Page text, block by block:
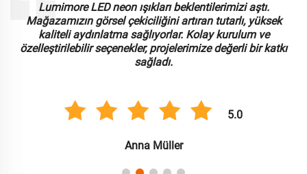
Lumimore LED neon ışıkları beklentilerimizi aştı.
Mağazamızın görsel çekiciliğini artıran tutarlı, yüksek
kaliteli aydınlatma sağlıyorlar. Kolay kurulum ve
özelleştirilebilir seçenekler, projelerimize değerli bir katkı
sağladı.
5.0
Anna Müller